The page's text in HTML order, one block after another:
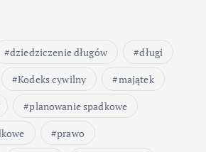
dziedziczenie długów
długi
Kodeks cywilny
majątek
planowanie spadkowe
prawo